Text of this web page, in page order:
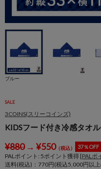
ブルー
SALE
3COINS(スリーコインズ)
KIDSフード付き冷感タオ
¥880→ ¥550（税込） 37％OFF
PALポイント: 5ポイント獲得 [PALポ
送料(税込)：770円(税込5,000円以